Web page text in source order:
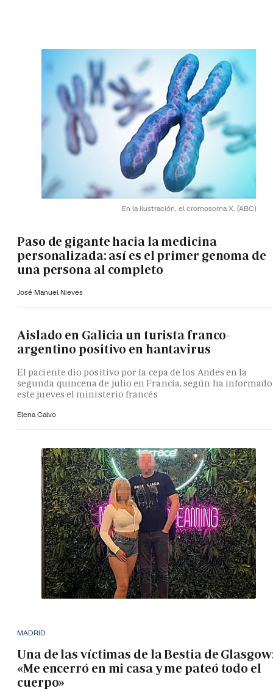
En la ilustración, el cromosoma X. (ABC)
Paso de gigante hacia la medicina
personalizada: así es el primer genoma de
una persona al completo
José Manuel Nieves
Aislado en Galicia un turista franco-
argentino positivo en hantavirus
El paciente dio positivo por la cepa de los Andes en la
segunda quincena de julio en Francia, según ha informado
este jueves el ministerio francés
Elena Calvo
MADRID
Una de las víctimas de la Bestia de
«Me encerró en mi casa y me pateó todo el
cuerpo»